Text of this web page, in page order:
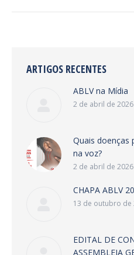
ARTIGOS RECENTES
ABLV na Mídia
2 de abril de 2026
Quais doenças
na voz?
2 de abril de 2026
CHAPA ABLV
13 de outubro de
EDITAL DE
ASSEMBLEIA